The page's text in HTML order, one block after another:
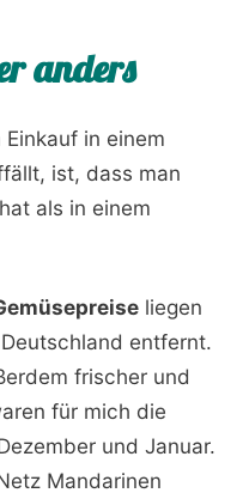
anders
in einem
ist, dass man
hat als in einem
liegen
entfernt.
frischer und
für mich die
und Januar.
Mandarinen